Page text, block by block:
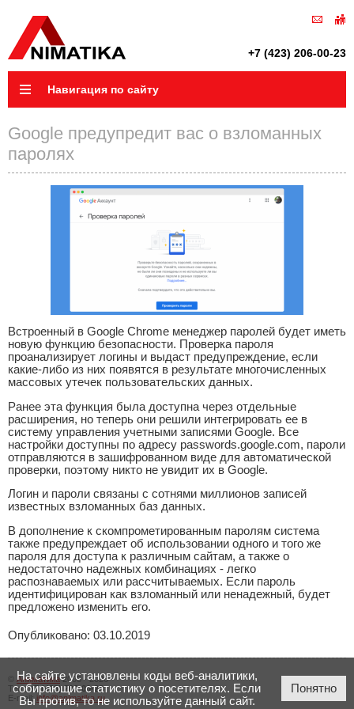
+7 (423) 206-00-23
Навигация по сайту
Google предупредит вас о взломанных
паролях
Встроенный в Google Chrome менеджер паролей будет иметь
новую функцию безопасности. Проверка пароля
проанализирует логины и выдаст предупреждение, если
какие-либо из них появятся в результате многочисленных
массовых утечек пользовательских данных.
Ранее эта функция была доступна через отдельные
расширения, но теперь они решили интегрировать ее в
систему управления учетными записями Google. Все
настройки доступны по адресу passwords.google.com, пароли
отправляются в зашифрованном виде для автоматической
проверки, поэтому никто не увидит их в Google.
Логин и пароли связаны с сотнями миллионов записей
известных взломанных баз данных.
В дополнение к скомпрометированным паролям система
также предупреждает об использовании одного и того же
пароля для доступа к различным сайтам, а также о
недостаточно надежных комбинациях - легко
распознаваемых или рассчитываемых. Если пароль
идентифицирован как взломанный или ненадежный, будет
предложено изменить его.
Опубликовано: 03.10.2019
Аниматика2005 - 2026
Тел.:+7 (423) 206-00-23
E-mail: info@animatika.ru
На сайте установлены коды веб-аналитики,
собирающие статистику о посетителях. Если
Вы против, то не используйте данный сайт.
Понятно